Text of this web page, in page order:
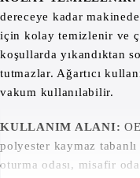
dereceye kadar
için kolay temizlenir ve
koşullarda yıkandıktan
tutmazlar. Ağartıcı
vakum kullanılabilir.
KULLANIM ALANI:
polyester kaymaz tabanlı
oturma odası, misafir